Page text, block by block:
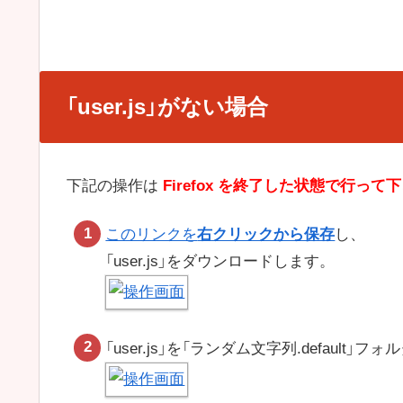
「user.js」がない場合
下記の操作は Firefox を終了した状態で行って
このリンクを右クリックから保存し、
「user.js」をダウンロードします。
「user.js」を「ランダム文字列.default」フォ